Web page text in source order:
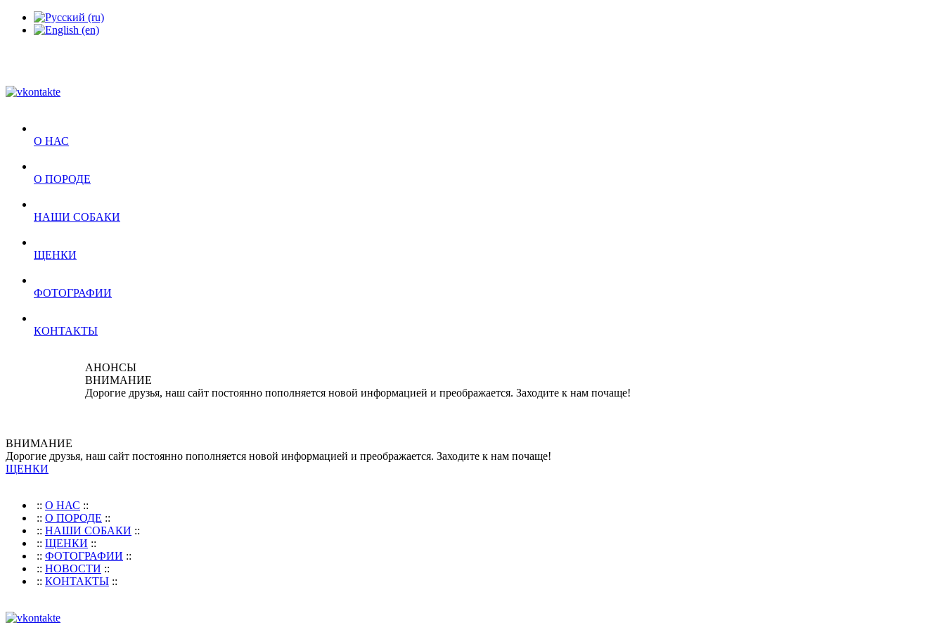
О НАС
О ПОРОДЕ
НАШИ СОБАКИ
ЩЕНКИ
ФОТОГРАФИИ
КОНТАКТЫ
АНОНСЫ
ВНИМАНИЕ
Дорогие друзья, наш сайт постоянно пополняется новой информацией и преображается. Заходите к нам почаще!
ВНИМАНИЕ
Дорогие друзья, наш сайт постоянно пополняется новой информацией и преображается. Заходите к нам почаще!
ЩЕНКИ
:: О НАС ::
:: О ПОРОДЕ ::
:: НАШИ СОБАКИ ::
:: ЩЕНКИ ::
:: ФОТОГРАФИИ ::
:: НОВОСТИ ::
:: КОНТАКТЫ ::